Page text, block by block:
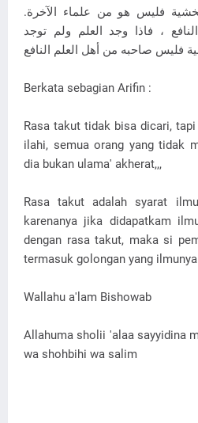
فليس هو من علماء الآخرة.
، فاذا وجد العلم ولم توجد
Berkata sebagian Arifin :
Rasa takut tidak bisa dicari,
ilahi, semua orang yang tidak
dia bukan ulama' akherat,,,
Rasa takut adalah syarat
karenanya jika didapatkam
dengan rasa takut, maka si
termasuk golongan yang
Wallahu a'lam Bishowab
Allahuma sholii 'alaa sayyidina
wa shohbihi wa salim